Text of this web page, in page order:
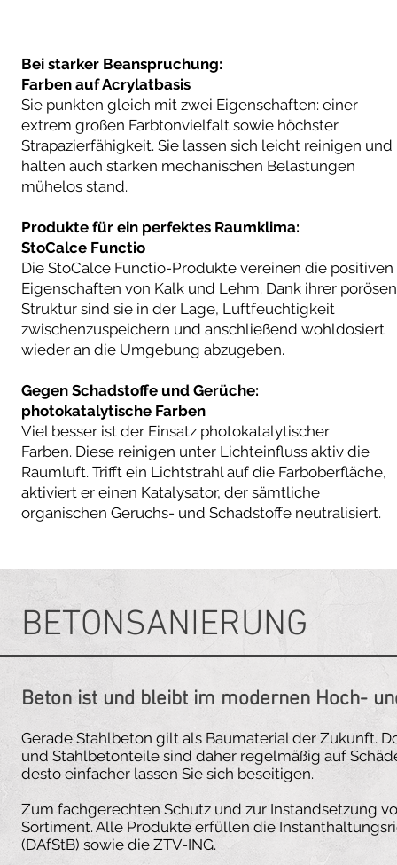
Bei starker Beanspruchung:
Farben auf Acrylatbasis
Sie punkten gleich mit zwei Eigenschaften: einer
extrem großen Farbtonvielfalt sowie höchster
Strapazierfähigkeit. Sie lassen sich leicht reinigen und
halten auch starken mechanischen Belastungen
mühelos stand.
Produkte für ein perfektes Raumklima:
StoCalce Functio
Die StoCalce Functio-Produkte vereinen die positiven
Eigenschaften von Kalk und Lehm. Dank ihrer porösen
Struktur sind sie in der Lage, Luftfeuchtigkeit
zwischenzuspeichern und anschließend wohldosiert
wieder an die Umgebung abzugeben.
Gegen Schadstoffe und Gerüche:
photokatalytische Farben
Viel besser ist der Einsatz photokatalytischer
Farben. Diese reinigen unter Lichteinfluss aktiv die
Raumluft. Trifft ein Lichtstrahl auf die Farboberfläche,
aktiviert er einen Katalysator, der sämtliche
organischen Geruchs- und Schadstoffe neutralisiert.
BETONSANIERUNG
Beton ist und bleibt im modernen Hoch-
Gerade Stahlbeton gilt als Baumaterial der Zukunft.
und Stahlbetonteile sind daher regelmäßig auf
desto einfacher lassen Sie sich beseitigen.
Zum fachgerechten Schutz und zur Instandsetzung
Sortiment. Alle Produkte erfüllen die
(DAfStB) sowie die ZTV-ING.